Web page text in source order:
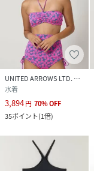
素材
サイズ
クリーニング
品番
UNITED ARROWS LTD. OUTLET
水着
3,894円 70%OFF
35ポイント(1倍)